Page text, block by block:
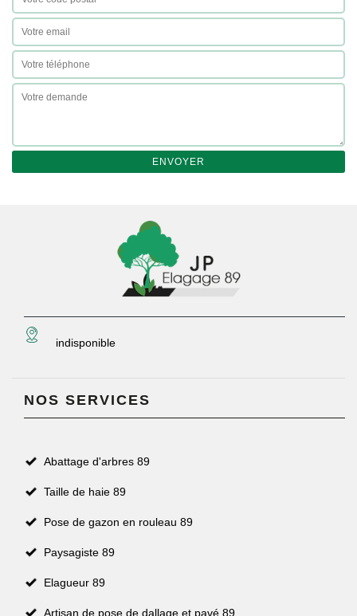
indisponible
NOS SERVICES
Abattage d'arbres 89
Taille de haie 89
Pose de gazon en rouleau 89
Paysagiste 89
Elagueur 89
Artisan de pose de dallage et pavé 89